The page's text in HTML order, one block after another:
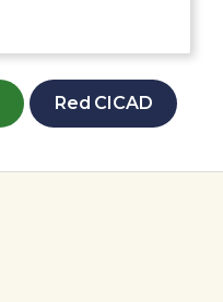
Red CICAD